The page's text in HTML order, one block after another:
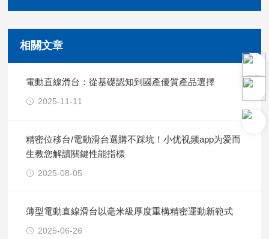
相關文章
電動直線滑台：從基礎認知到國產優質產品選擇
2025-11-11
精密位移台/電動滑台選購不踩坑！小优视频app为爱而
生教您解讀關鍵性能指標
2025-08-05
薄型電動直線滑台以毫米級厚度重構精密運動新範式
2025-06-26